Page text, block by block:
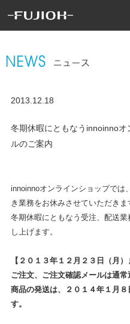
2013.12.18
冬期休暇にともなうinnoinno
ルのご案内
innoinnoオンラインショップでは
き業務をお休みさせていただきま
冬期休暇にともなう受注、配送
し上げます。
【２０１３年１２月２３日（月
ご注文、ご注文確認メールは通常
商品の発送は、２０１４年１月
す。